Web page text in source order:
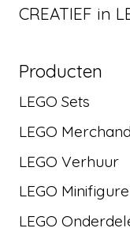
CREATIEF in
Producten
LEGO Sets
LEGO
LEGO Verhuur
LEGO
LEGO